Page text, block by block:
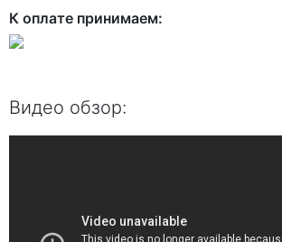
К оплате принимаем:
Видео обзор: